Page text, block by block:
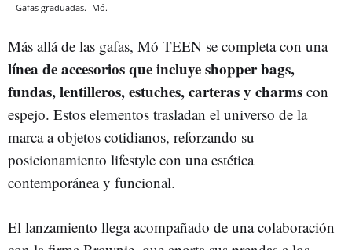
Gafas graduadas. Mó.
Más allá de las gafas, Mó TEEN se completa con una
línea de accesorios que incluye shopper bags,
fundas, lentilleros, estuches, carteras y charms con
espejo. Estos elementos trasladan el universo de la
marca a objetos cotidianos, reforzando su
posicionamiento lifestyle con una estética
contemporánea y funcional.
El lanzamiento llega acompañado de una colaboración